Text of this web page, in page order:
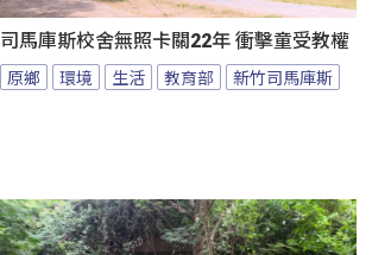
司馬庫斯校舍無照卡關22年 衝擊童受教權
原鄉 環境 生活 教育部 新竹司馬庫斯